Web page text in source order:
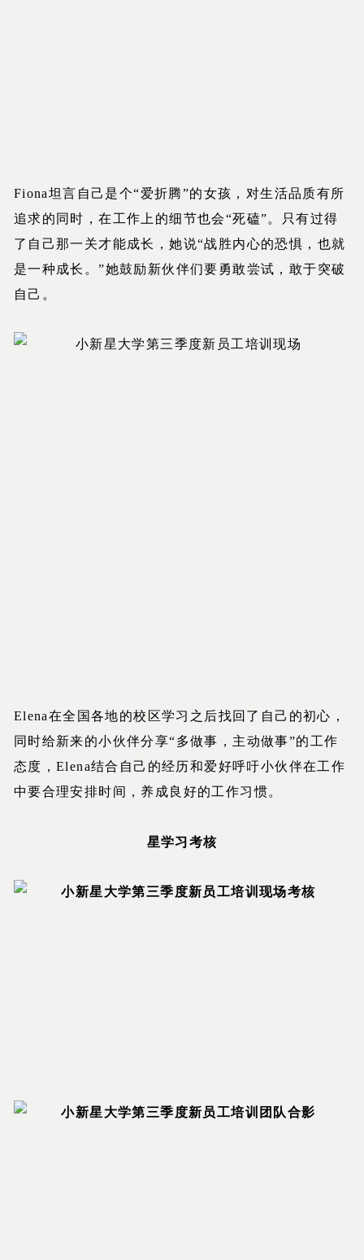
Fiona坦言自己是个“爱折腾”的女孩，对生活品质有所
追求的同时，在工作上的细节也会“死磕”。只有过得
了自己那一关才能成长，她说“战胜内心的恐惧，也就
是一种成长。”她鼓励新伙伴们要勇敢尝试，敢于突破
自己。
Elena在全国各地的校区学习之后找回了自己的初心，
同时给新来的小伙伴分享“多做事，主动做事”的工作
态度，Elena结合自己的经历和爱好呼吁小伙伴在工作
中要合理安排时间，养成良好的工作习惯。
星学习考核